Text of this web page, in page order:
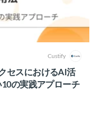
Custify
セスにおけるAI活
の実践アプローチ